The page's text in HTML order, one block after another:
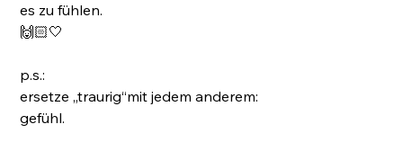
es zu fühlen.
🙌🏻🤍
p.s.:
ersetze „traurig“mit jedem anderem:
gefühl.